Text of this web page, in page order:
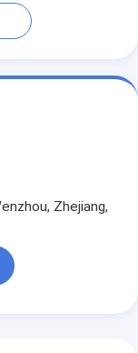
Zhejiang,